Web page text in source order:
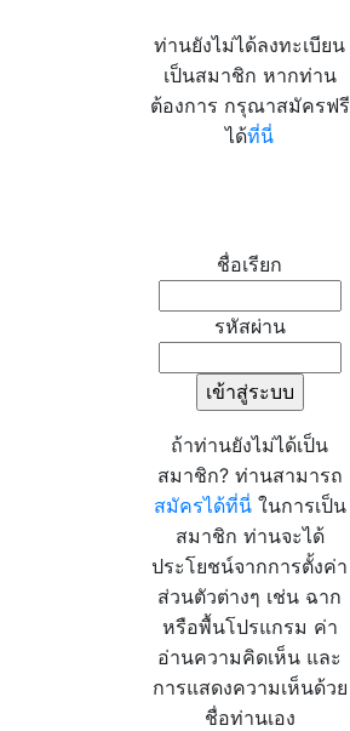
ท่านยังไม่ได้ลงทะเบียน
เป็นสมาชิก หากท่าน
ต้องการ กรุณาสมัครฟรี
ได้ที่นี่
ชื่อเรียก
รหัสผ่าน
ถ้าท่านยังไม่ได้เป็น
สมาชิก? ท่านสามารถ
สมัครได้ที่นี่ในการเป็น
สมาชิก ท่านจะได้
ประโยชน์จากการตั้งค่า
ส่วนตัวต่างๆ เช่น ฉาก
หรือพื้นโปรแกรม ค่า
อ่านความคิดเห็น และ
การแสดงความเห็นด้วย
ชื่อท่านเอง